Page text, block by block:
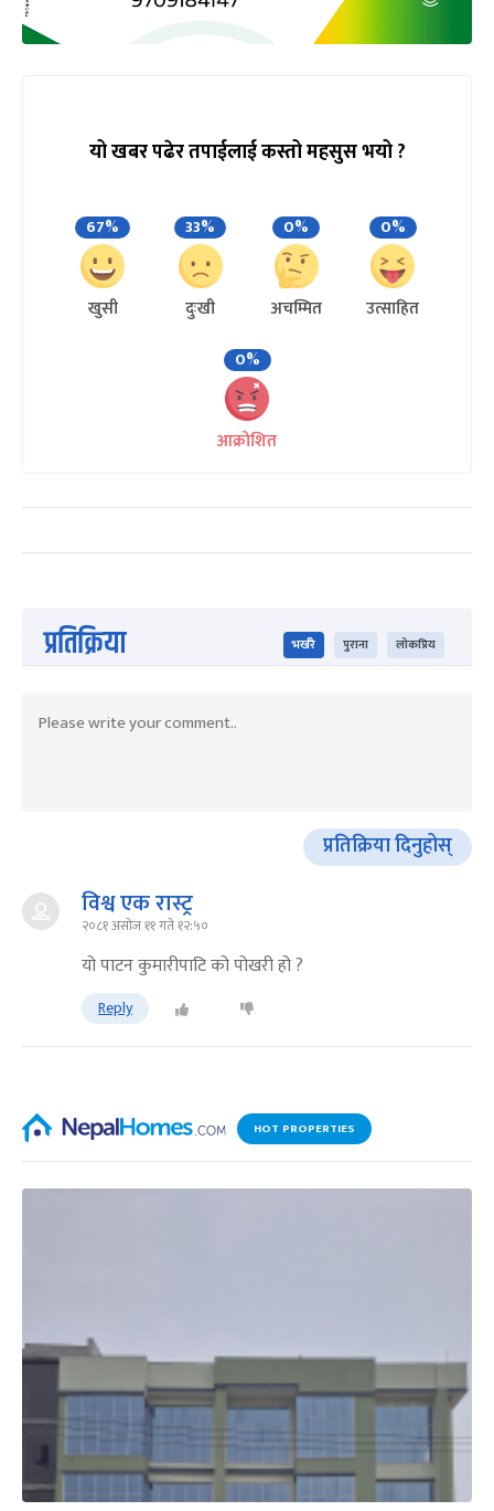
यो खबर पढेर तपाईलाई कस्तो महसुस भयो ?
67%
खुसी
33%
दुःखी
0%
अचम्मित
0%
उत्साहित
0%
आक्रोशित
प्रतिक्रिया भर्खरै पुराना लोकप्रिय
प्रतिक्रिया दिनुहोस्
विश्व एक रास्ट्र
२०८१ असोज ११ गते १२:५०
यो पाटन कुमारीपाटि को पोखरी हो ?
Reply
HOT PROPERTIES